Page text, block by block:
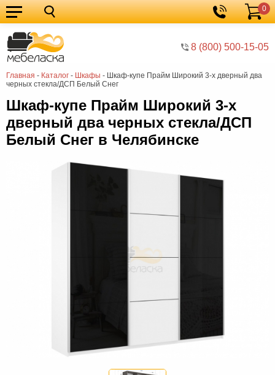
8 (800) 500-15-05
Корзина
0
Главная - Каталог - Шкафы - Шкаф-купе Прайм Широкий 3-х дверный два
черных стекла/ДСП Белый Снег
Кухонные
гарнитуры
Мебель
для
кухни
Мебель
для
спальни
Кровати
Шкафы
Диваны
Мягкая
Шкаф-купе Прайм Широкий 3-х
дверный два черных стекла/ДСП
Белый Снег в Челябинске